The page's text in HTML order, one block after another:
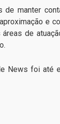
de manter
e
de
News foi